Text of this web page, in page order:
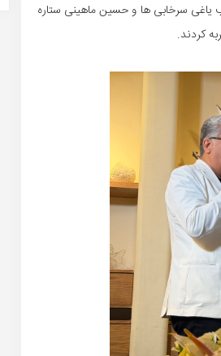
یاغی سرخابی ها و حسین ماهینی ستاره
کردند.